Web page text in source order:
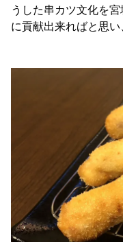
うした串カツ文化を
に貢献出来ればと思い